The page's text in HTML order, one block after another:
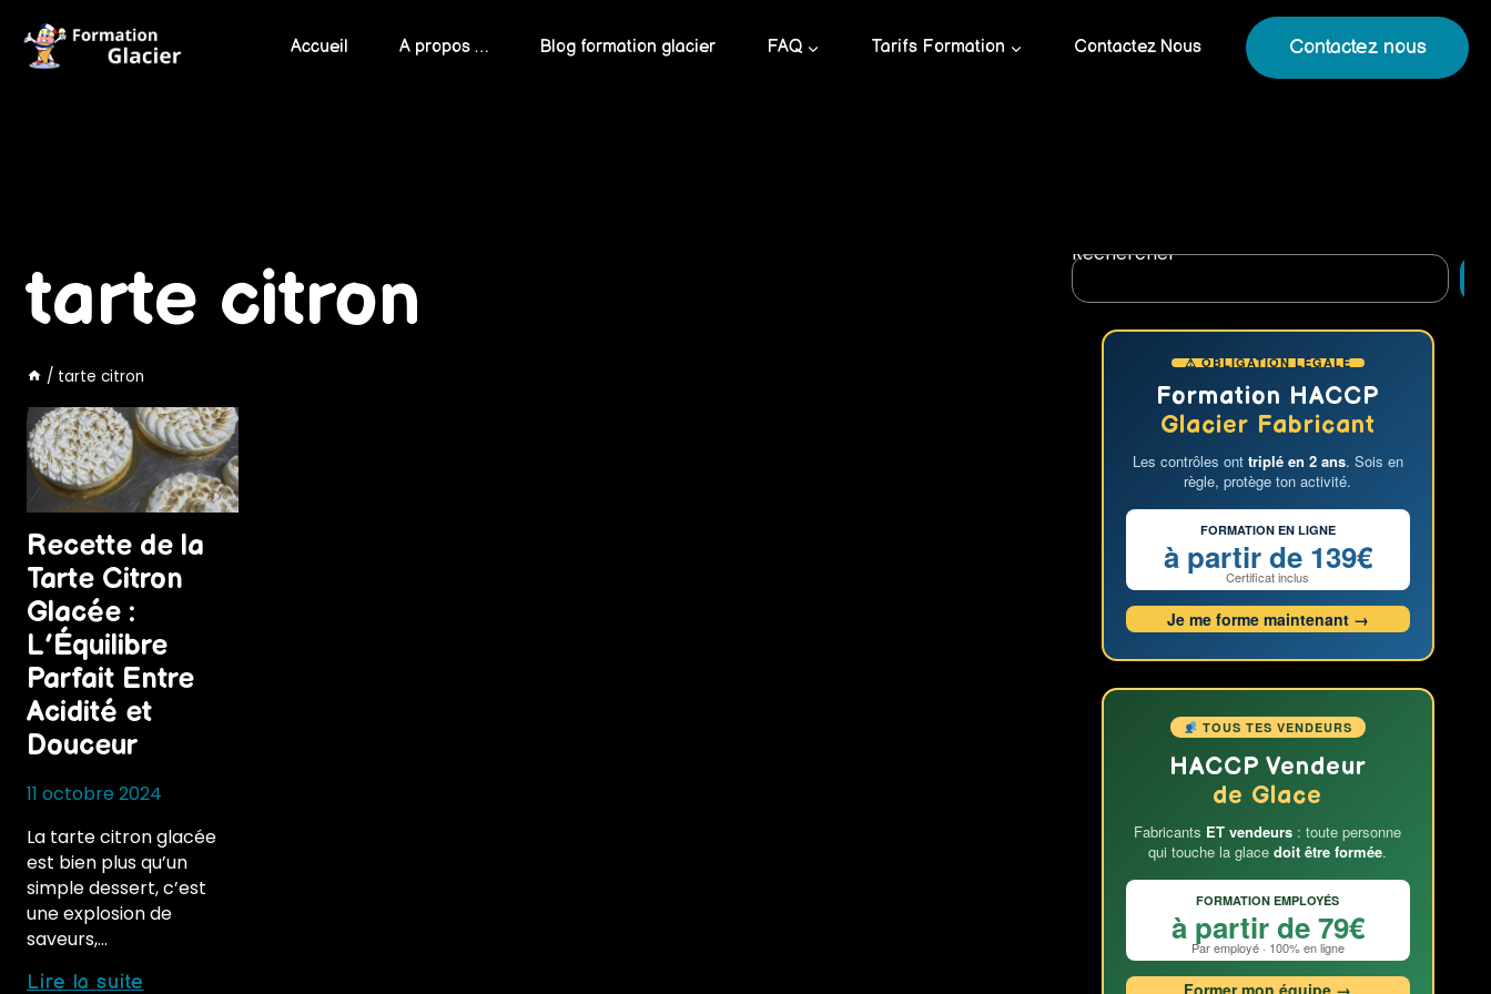
content
Accueil A propos … Blog formation glacier FAQ Tarifs Formation Contactez Nous Contactez nous
tarte citron
/ tarte citron
Recette de la
Tarte Citron
Glacée :
L’Équilibre
Parfait Entre
Acidité et
Douceur
11 octobre 2024
La tarte citron glacée
est bien plus qu’un
simple dessert, c’est
une explosion de
saveurs,…
Lire la suite
Rechercher
⚠ OBLIGATION LÉGALE
Formation HACCP
Glacier Fabricant
Les contrôles ont triplé en 2 ans. Sois en
règle, protège ton activité.
FORMATION EN LIGNE
à partir de 139€
Certificat inclus
Je me forme maintenant →
TOUS TES VENDEURS
HACCP Vendeur
de Glace
Fabricants ET vendeurs : toute personne
qui touche la glacedoit être formée.
FORMATION EMPLOYÉS
à partir de 79€
Par employé · 100% en ligne